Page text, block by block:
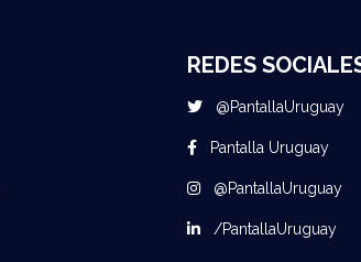
REDES
@PantallaUruguay
Pantalla Uruguay
@PantallaUruguay
/PantallaUruguay